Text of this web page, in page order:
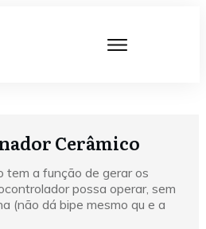
Cerâmico
tem a função de gerar os
possa operar, sem
(não dá bipe mesmo qu e a